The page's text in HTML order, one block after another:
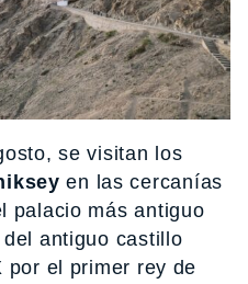
se visitan los
en las cercanías
palacio más antiguo
antiguo castillo
por el primer rey de